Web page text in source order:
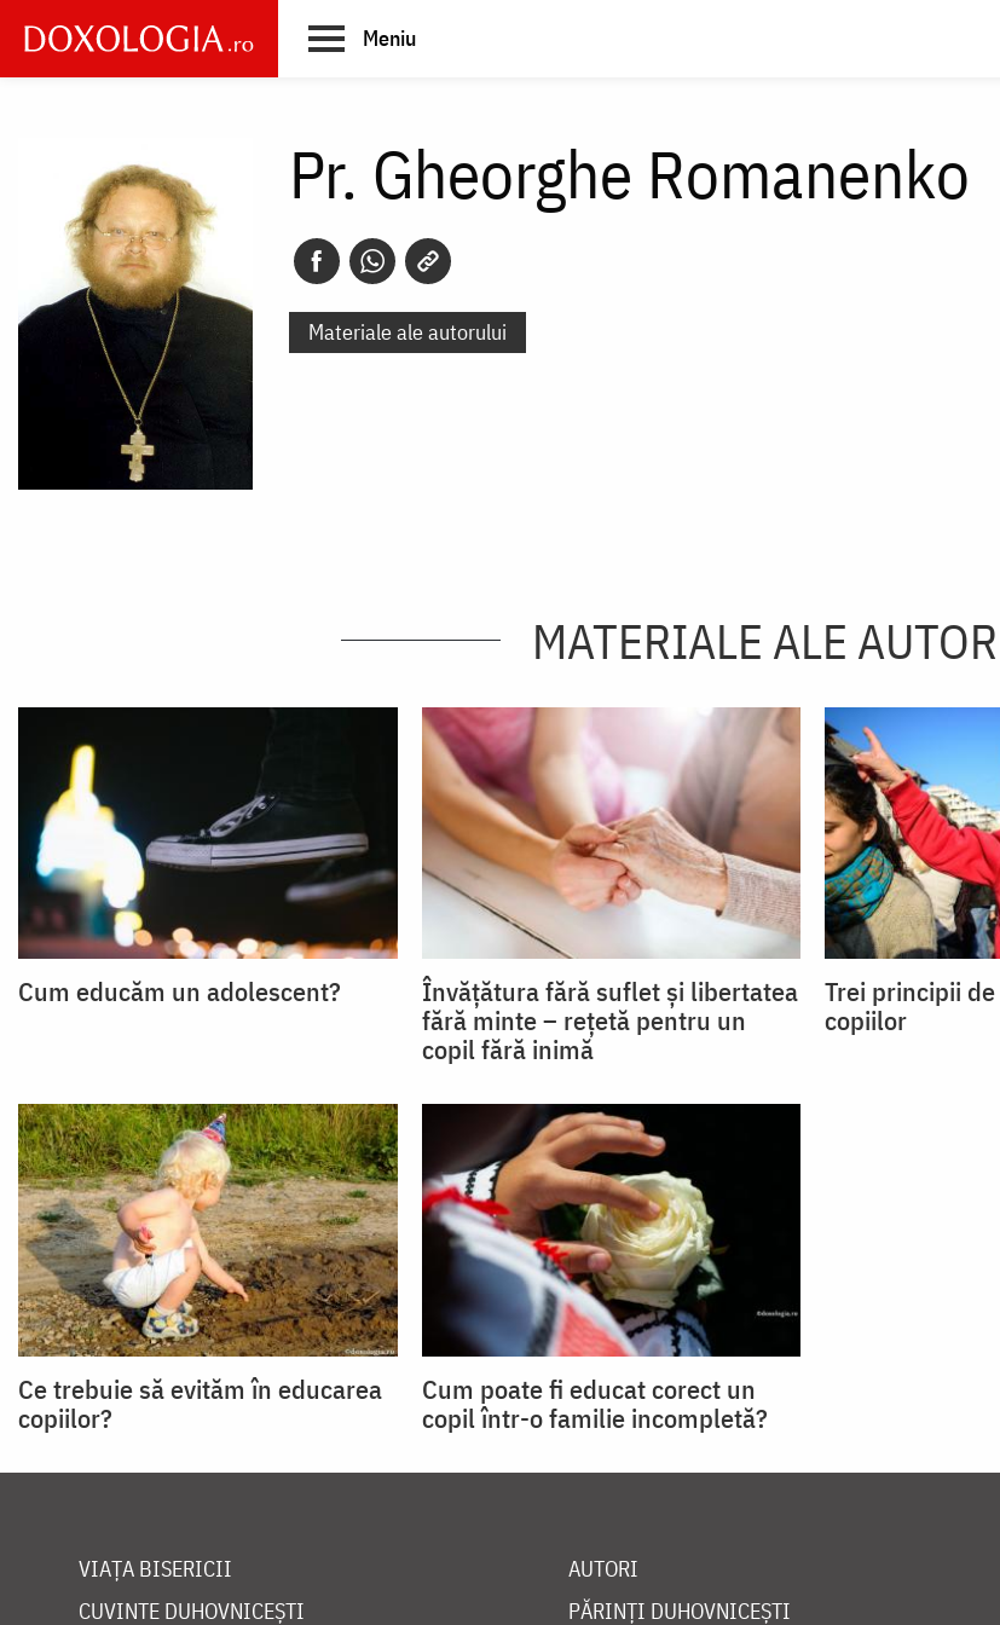
main
Meniu
Pr. Gheorghe Romanenko
Materiale ale autorului
MATERIALE ALE
Cum educăm un adolescent?
Învățătura fără suflet și libertatea
fără minte – rețetă pentru un
copil fără inimă
Trei principii
copiilor
Ce trebuie să evităm în educarea
copiilor?
Cum poate fi educat corect un
copil într-o familie incompletă?
VIAȚA BISERICII
CUVINTE DUHOVNICEȘTI
AUTORI
PĂRINȚI DUHOVNICEȘTI